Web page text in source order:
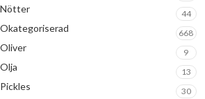
Nötter 44
Okategoriserad 668
Oliver 9
Olja 13
Pickles 30